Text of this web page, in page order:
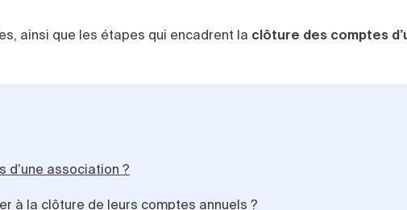
ainsi que les étapes qui encadrent la clôture des comptes
d’une association ?
à la clôture de leurs comptes annuels ?